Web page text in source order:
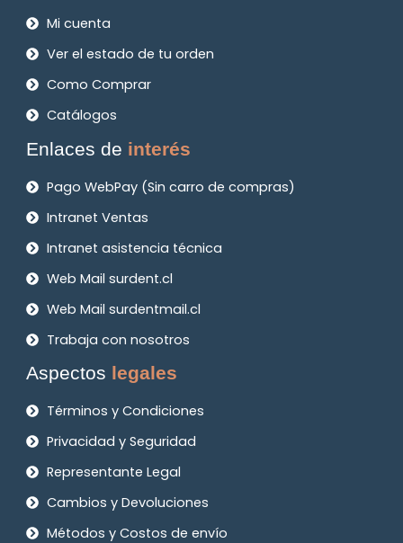
Mi cuenta
Ver el estado de tu orden
Como Comprar
Catálogos
Enlaces de interés
Pago WebPay (Sin carro de compras)
Intranet Ventas
Intranet asistencia técnica
Web Mail surdent.cl
Web Mail surdentmail.cl
Trabaja con nosotros
Aspectos legales
Términos y Condiciones
Privacidad y Seguridad
Representante Legal
Cambios y Devoluciones
Métodos y Costos de envío